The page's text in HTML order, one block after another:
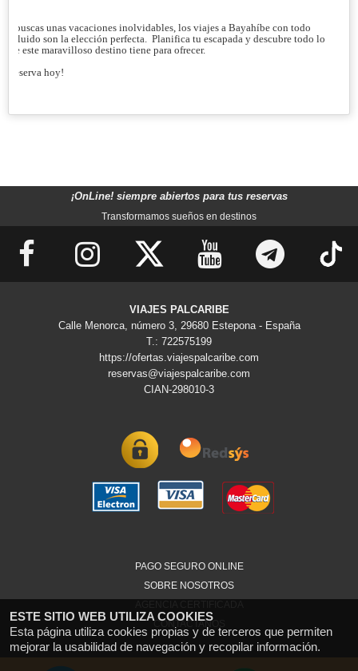
ESTE SITIO WEB UTILIZA COOKIES
Esta página utiliza cookies propias y de terceros que permiten
mejorar la usabilidad de navegación y recopilar información.
Si buscas unas vacaciones inolvidables, los viajes a Bayahíbe con todo
incluido son la elección perfecta. Planifica tu escapada y descubre todo lo
que este maravilloso destino tiene para ofrecer.
¡Reserva hoy!
¡OnLine! siempre abiertos para tus reservas
Transformamos sueños en destinos
VIAJES PALCARIBE
Calle Menorca, número 3, 29680 Estepona - España
T.: 722575199
https://ofertas.viajespalcaribe.com
reservas@viajespalcaribe.com
CIAN-298010-3
PAGO SEGURO ONLINE
SOBRE NOSOTROS
CONTACTANOS